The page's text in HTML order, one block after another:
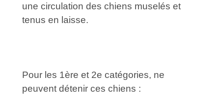
une circulation des chiens muselés et
tenus en laisse.
Pour les 1ère et 2e catégories, ne
peuvent détenir ces chiens :